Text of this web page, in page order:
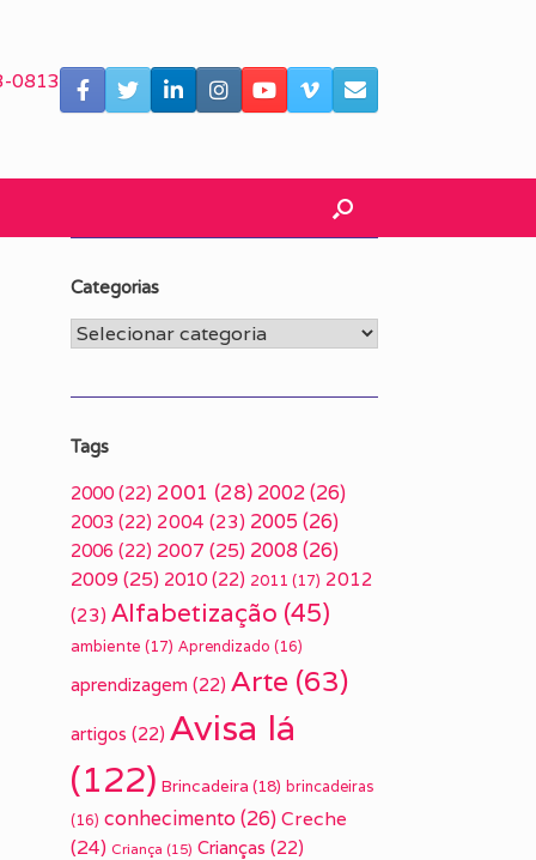
0813
Categorias
Categorias
Tags
2000 (22) 2001 (28) 2002(26)
2003 (22) 2004 (23) 2005 (26)
2006 (22) 2007 (25) 2008(26)
2009(25) 2010 (22) 2011 (17) 2012
(23) Alfabetização (45)
ambiente (17) Aprendizado (16)
aprendizagem (22) Arte (63)
artigos (22) Avisa lá
(122) Brincadeira (18) brincadeiras
(16) conhecimento(26) Creche
(24) Criança (15) Crianças (22)